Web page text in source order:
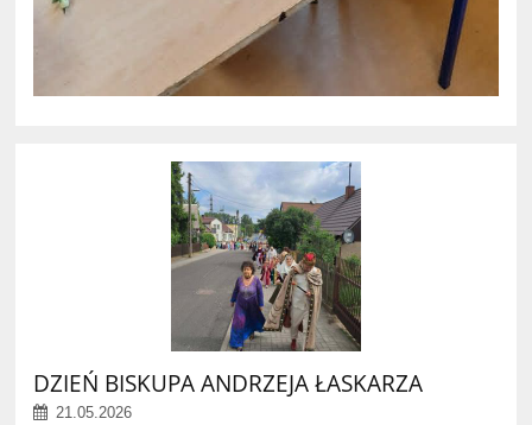
DZIEŃ BISKUPA ANDRZEJA ŁASKARZA
21.05.2026